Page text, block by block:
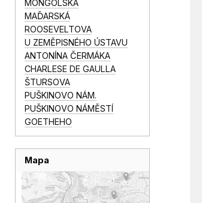
MONGOLSKÁ
MAĎARSKÁ
ROOSEVELTOVA
U ZEMĚPISNÉHO ÚSTAVU
ANTONÍNA ČERMÁKA
CHARLESE DE GAULLA
ŠTURSOVA
PUŠKINOVO NÁM.
PUŠKINOVO NÁMĚSTÍ
GOETHEHO
Mapa